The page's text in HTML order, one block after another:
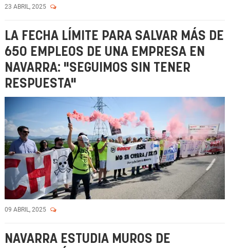
23 ABRIL, 2025
LA FECHA LÍMITE PARA SALVAR MÁS DE
650 EMPLEOS DE UNA EMPRESA EN
NAVARRA: "SEGUIMOS SIN TENER
RESPUESTA"
09 ABRIL, 2025
NAVARRA ESTUDIA MUROS DE